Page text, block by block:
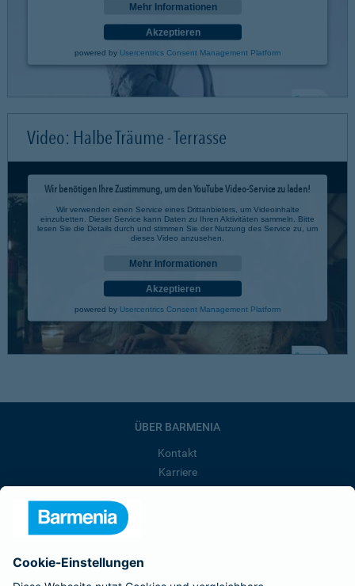
Mehr Informationen
Akzeptieren
powered by Usercentrics Consent Management Platform
Video: Halbe Träume - Terrasse
Wir benötigen Ihre Zustimmung, um den YouTube Video-Service zu laden!
Wir verwenden einen Service eines Drittanbieters, um Videoinhalte
einzubetten. Dieser Service kann Daten zu Ihren Aktivitäten sammeln. Bitte
lesen Sie die Details durch und stimmen Sie der Nutzung des Service zu, um
dieses Video anzusehen.
Mehr Informationen
Akzeptieren
powered by Usercentrics Consent Management Platform
ÜBER BARMENIA
Kontakt
Karriere
Barmenia ist Teil der BarmeniaGothaer